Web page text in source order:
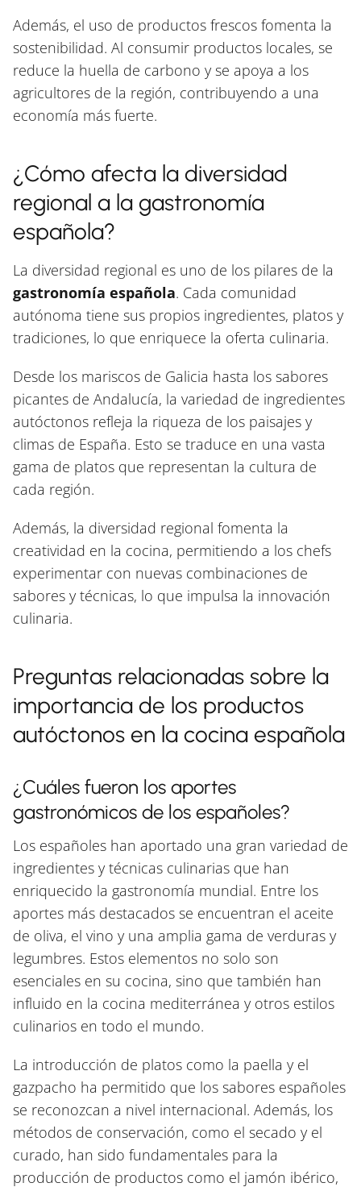
Además, el uso de productos frescos fomenta la
sostenibilidad. Al consumir productos locales, se
reduce la huella de carbono y se apoya a los
agricultores de la región, contribuyendo a una
economía más fuerte.
¿Cómo afecta la diversidad
regional a la gastronomía
española?
La diversidad regional es uno de los pilares de la
gastronomía española. Cada comunidad
autónoma tiene sus propios ingredientes, platos y
tradiciones, lo que enriquece la oferta culinaria.
Desde los mariscos de Galicia hasta los sabores
picantes de Andalucía, la variedad de ingredientes
autóctonos refleja la riqueza de los paisajes y
climas de España. Esto se traduce en una vasta
gama de platos que representan la cultura de
cada región.
Además, la diversidad regional fomenta la
creatividad en la cocina, permitiendo a los chefs
experimentar con nuevas combinaciones de
sabores y técnicas, lo que impulsa la innovación
culinaria.
Preguntas relacionadas sobre la
importancia de los productos
autóctonos en la cocina española
¿Cuáles fueron los aportes
gastronómicos de los españoles?
Los españoles han aportado una gran variedad de
ingredientes y técnicas culinarias que han
enriquecido la gastronomía mundial. Entre los
aportes más destacados se encuentran el aceite
de oliva, el vino y una amplia gama de verduras y
legumbres. Estos elementos no solo son
esenciales en su cocina, sino que también han
influido en la cocina mediterránea y otros estilos
culinarios en todo el mundo.
La introducción de platos como la paella y el
gazpacho ha permitido que los sabores españoles
se reconozcan a nivel internacional. Además, los
métodos de conservación, como el secado y el
curado, han sido fundamentales para la
producción de productos como el jamón ibérico,